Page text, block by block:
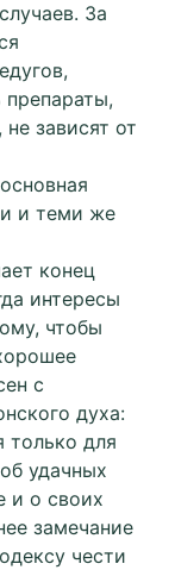
За
зависят от
и теми же
конец
интересы
чтобы
с
духа:
для
удачных
и о своих
замечание
чести